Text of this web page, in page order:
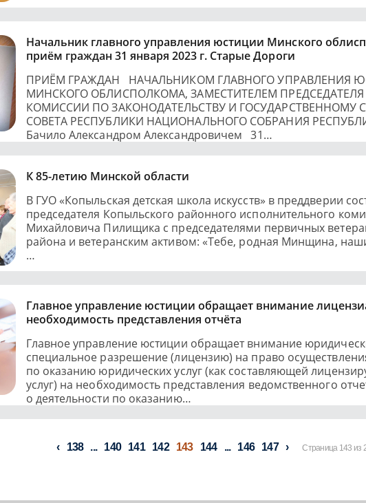
Начальник главного управления юстиции Минского
приём граждан 31 января 2023 г. Старые Дороги
ПРИЁМ ГРАЖДАН НАЧАЛЬНИКОМ ГЛАВНОГО УПРАВЛЕНИЯ
МИНСКОГО ОБЛИСПОЛКОМА, ЗАМЕСТИТЕЛЕМ
КОМИССИИ ПО ЗАКОНОДАТЕЛЬСТВУ И ГОСУДАРСТВЕННОМУ
СОВЕТА РЕСПУБЛИКИ НАЦИОНАЛЬНОГО СОБРАНИЯ
Бачило Александром Александровичем 31…
К 85-летию Минской области
В ГУО «Копыльская детская школа искусств» в преддверии
председателя Копыльского районного исполнительного
Михайловича Пилищика с председателями первичных
района и ветеранским активом: «Тебе, родная Минщина,
…
Главное управление юстиции обращает внимание
необходимость представления отчёта
Главное управление юстиции обращает внимание
специальное разрешение (лицензию) на право
по оказанию юридических услуг (как составляющей
услуг) на необходимость представления ведомственного
о деятельности по оказанию…
138 ... 140 141 142 143 144 ... 146 147 Страница 143 из